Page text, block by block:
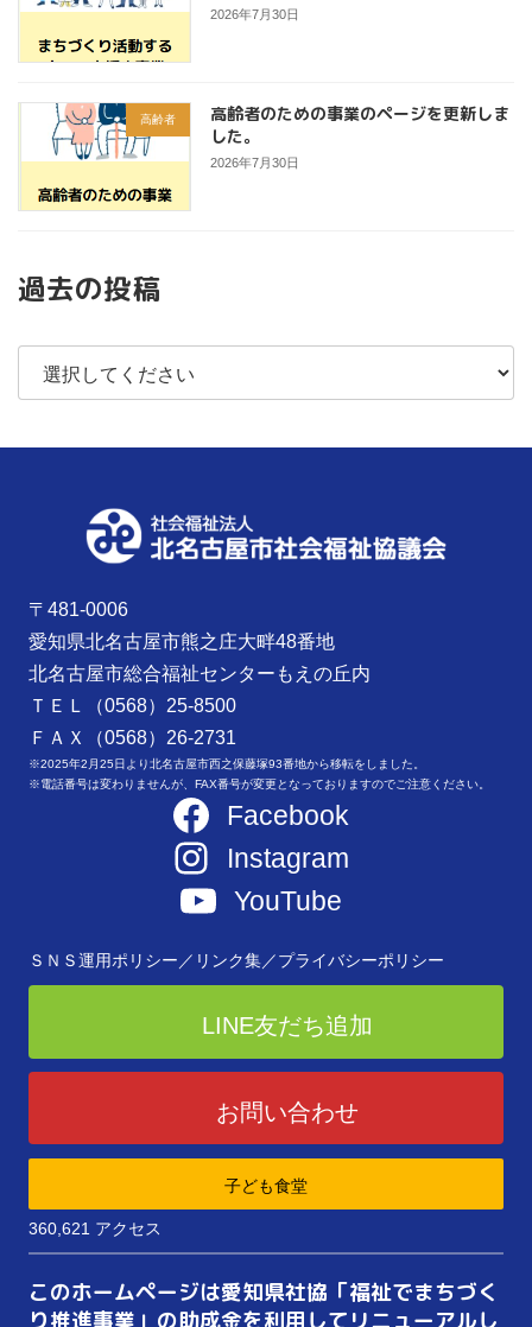
2026年7月30日
高齢者
高齢者のための事業のページを更新しま
した。
2026年7月30日
過去の投稿
〒481-0006
愛知県北名古屋市熊之庄大畔48番地
北名古屋市総合福祉センターもえの丘内
ＴＥＬ（0568）25-8500
ＦＡＸ（0568）26-2731
※2025年2月25日より北名古屋市西之保藤塚93番地から移転をしました。
※電話番号は変わりませんが、FAX番号が変更となっておりますのでご注意ください。
Facebook
Instagram
YouTube
ＳＮＳ運用ポリシー／ リンク集／プライバシーポリシー
LINE友だち追加
お問い合わせ
子ども食堂
360,621 アクセス
このホームページは愛知県社協「福祉でまちづく
り推進事業」の助成金を利用してリニューアルし